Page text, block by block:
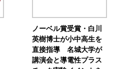
ノーベル賞受賞・白川
英樹博士が小中高生を
直接指導 名城大学が
講演会と導電性プラス